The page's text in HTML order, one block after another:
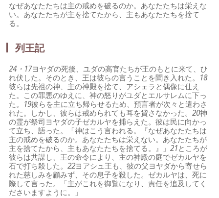
なぜあなたたちは主の戒めを破るのか。あなたたちは栄えな
い。あなたたちが主を捨てたから、主もあなたたちを捨て
る。
列王記
24・17ヨヤダの死後、ユダの高官たちが王のもとに来て、ひ
れ伏した。そのとき、王は彼らの言うことを聞き入れた。 18
彼らは先祖の神、主の神殿を捨て、アシェラと偶像に仕え
た。この罪悪のゆえに、神の怒りがユダとエルサレムに下っ
た。 19彼らを主に立ち帰らせるため、預言者が次々と遣わさ
れた。しかし、彼らは戒められても耳を貸さなかった。20神
の霊が祭司ヨヤダの子ゼカルヤを捕らえた。彼は民に向かっ
て立ち、語った。「神はこう言われる。『なぜあなたたちは
主の戒めを破るのか。あなたたちは栄えない。あなたたちが
主を捨てたから、主もあなたたちを捨てる。』」21ところが
彼らは共謀し、王の命令により、主の神殿の庭でゼカルヤを
石で打ち殺した。22ヨアシュ王も、彼の父ヨヤダから寄せら
れた慈しみを顧みず、その息子を殺した。ゼカルヤは、死に
際して言った。「主がこれを御覧になり、責任を追及してく
ださいますように。」